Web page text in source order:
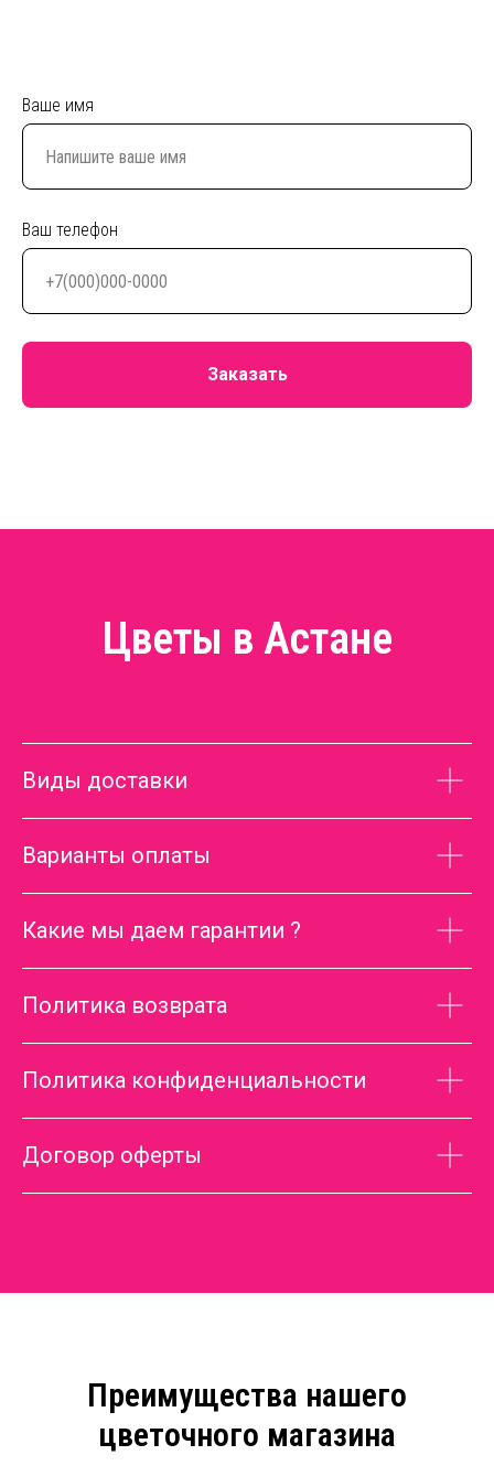
Ваше имя
Ваш телефон
Заказать
Цветы в Астане
Виды доставки
Варианты оплаты
Какие мы даем гарантии ?
Политика возврата
Политика конфиденциальности
Договор оферты
Преимущества нашего
цветочного магазина